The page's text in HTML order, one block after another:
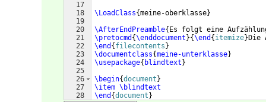
17
18
19
20
21
22
23
24
25
26
27
28
\LoadClass{meine-oberklasse}
\AfterEndPreamble{ Es folgt eine
\pretocmd {\enddocument }{\end { itemize} Die
\end { filecontents }
\documentclass{meine-unterklasse}
\usepackage{ blindtext }
\begin{document }
\item \blindtext
\end {document }